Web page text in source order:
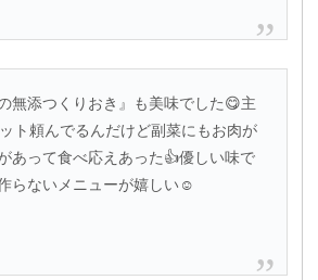
無添つくりおき』も美味でした😋主
ト頼んでるんだけど副菜にもお肉が
あって食べ応えあった👍優しい味で
らないメニューが嬉しい☺️